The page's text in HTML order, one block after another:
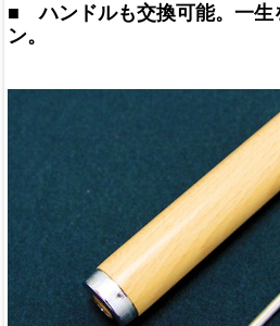
■ ハンドルも交換可能。一生
ン。